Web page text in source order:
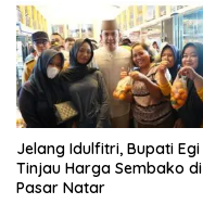
Jelang Idulfitri, Bupati Egi
Tinjau Harga Sembako di
Pasar Natar